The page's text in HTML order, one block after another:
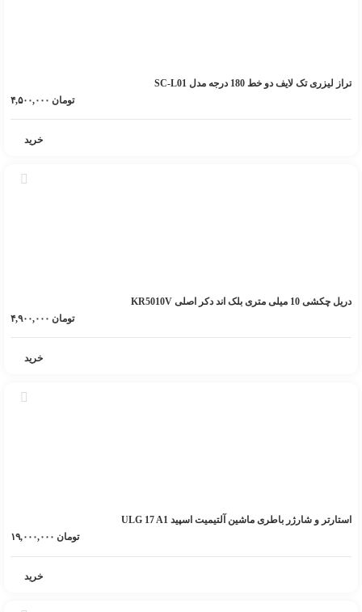
تراز لیزری تک لایف دو خط 180 درجه مدل SC-L01
تومان
خرید
دریل چکشی 10 میلی متری بلک اند دکر اصلی KR5010V
تومان
خرید
استارتر و شارژر باطری ماشین آلتیمیت اسپید ULG 17 A1
تومان
خرید